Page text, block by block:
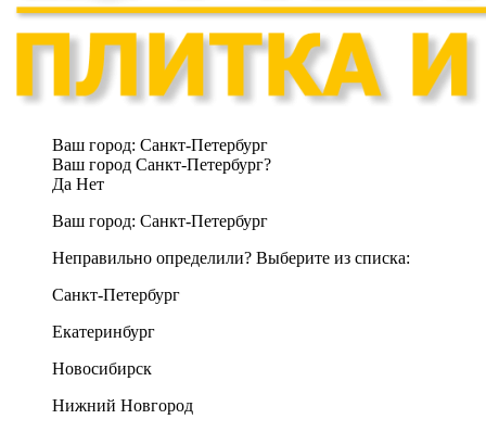
Ваш город: Санкт-Петербург
Ваш город Санкт-Петербург?
Да Нет
Ваш город: Санкт-Петербург
Неправильно определили? Выберите из списка:
Санкт-Петербург
Екатеринбург
Новосибирск
Нижний Новгород